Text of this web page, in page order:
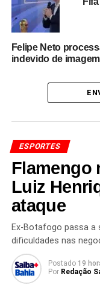
Agora, a Noruega
de final da Copa do
Haaland como
segue embalada
CLASSIFICAÇÃO DA
ERLING HAALAND
INSTAGRAM
Felipe Neto
indevido de imagem
ESPORTES
Flamengo
Luiz
ataque
Ex-Botafogo passa a
dificuldades nas
Postado 19
Por Redação